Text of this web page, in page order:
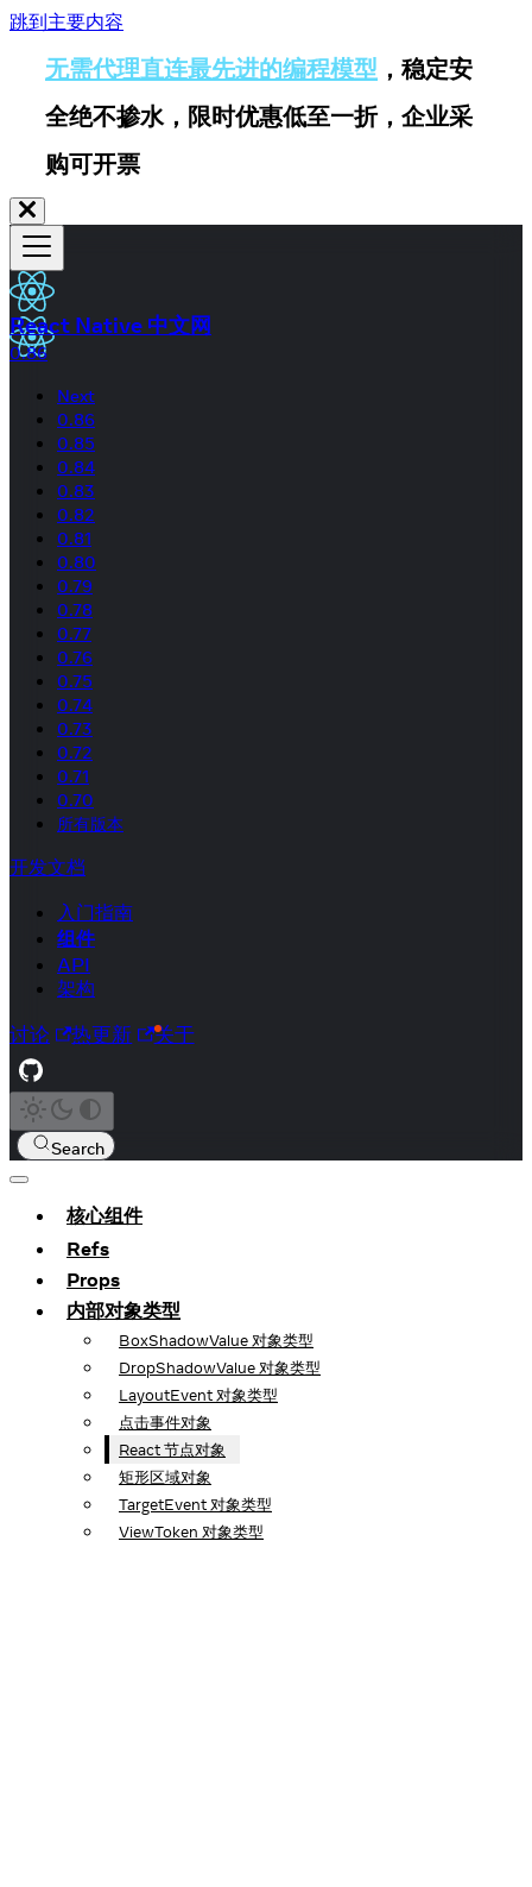
跳到主要内容
无需代理直连最先进的编程模型 ，稳定安
全绝不掺水，限时优惠低至一折，企业采
购可开票
React Native 中文网
0.86
Next
0.86
0.85
0.84
0.83
0.82
0.81
0.80
0.79
0.78
0.77
0.76
0.75
0.74
0.73
0.72
0.71
0.70
所有版本
开发文档
入门指南
组件
API
架构
讨论 热更新 关于
Search
核心组件
Refs
Props
内部对象类型
BoxShadowValue 对象类型
DropShadowValue 对象类型
LayoutEvent 对象类型
点击事件对象
React 节点对象
矩形区域对象
TargetEvent 对象类型
ViewToken 对象类型